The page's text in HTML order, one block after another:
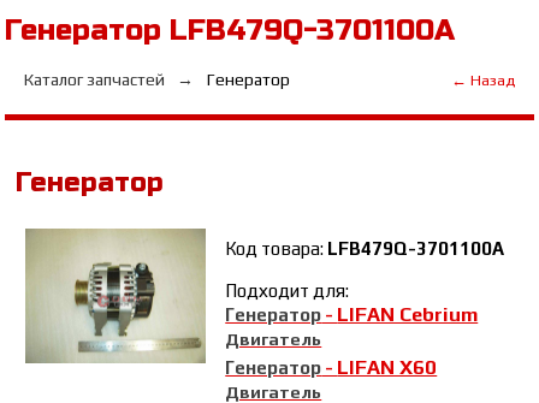
Генератор LFB479Q-3701100A
Каталог запчастей Генератор ← Назад
Генератор
Код товара: LFB479Q-3701100A
Подходит для:
Генератор - LIFAN Cebrium
Двигатель
Генератор - LIFAN Х60
Двигатель